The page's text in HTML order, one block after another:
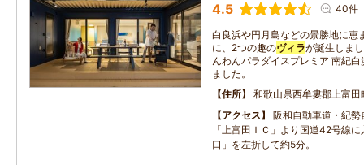
4.5 40件
白良浜や円月島などの景勝地に恵
に、2つの趣のヴィラが誕生しま
んわんパラダイスプレミア 南紀
ました。
住所
和歌山県西牟婁郡上富
アクセス
阪和自動車道・紀
「上富田ＩＣ」より国道42号線
口」を左折して約5分。